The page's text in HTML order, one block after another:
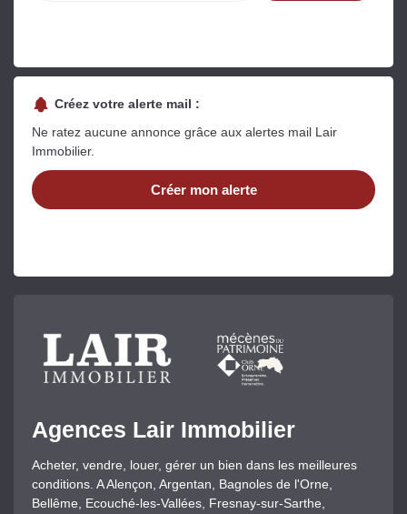
Créez votre alerte mail :
Ne ratez aucune annonce grâce aux alertes mail Lair
Immobilier.
Créer mon alerte
Agences Lair Immobilier
Acheter, vendre, louer, gérer un bien dans les meilleures
conditions. A Alençon, Argentan, Bagnoles de l'Orne,
Bellême, Ecouché-les-Vallées, Fresnay-sur-Sarthe,